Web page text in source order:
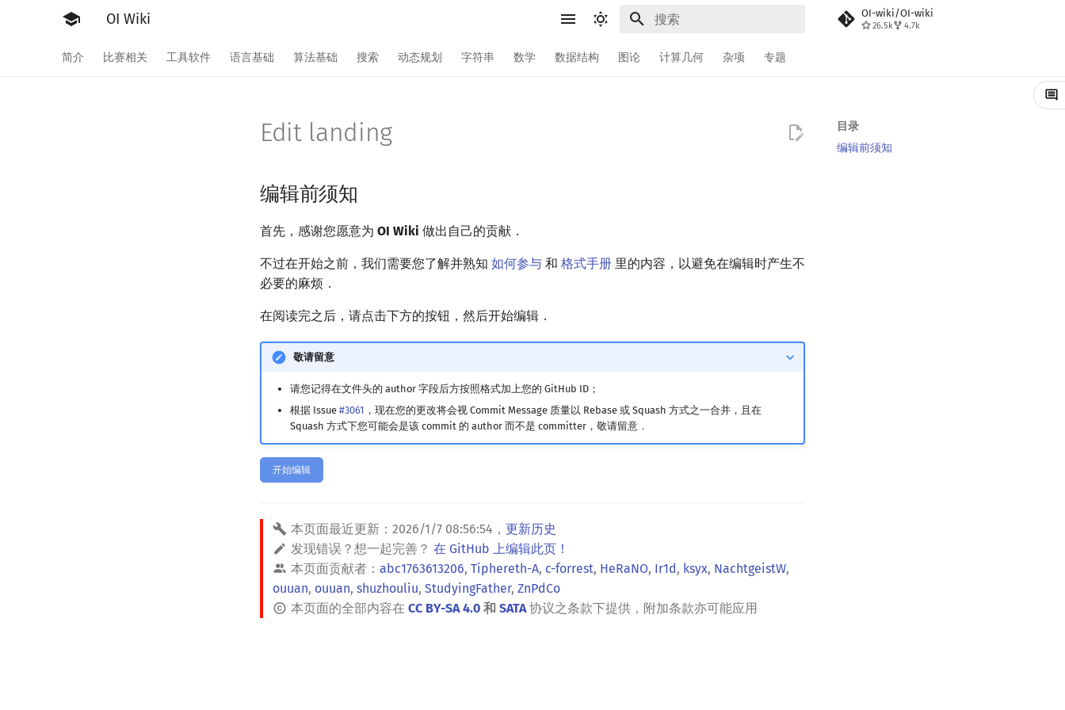
OI Wiki OI-wiki/OI-wiki
26.5k 4.7k
简介 比赛相关 工具软件 语言基础 算法基础 搜索 动态规划 字符串 数学 数据结构 图论 计算几何 杂项 专题
目录
编辑前须知
Edit landing
编辑前须知
首先，感谢您愿意为 OI Wiki 做出自己的贡献．
不过在开始之前，我们需要您了解并熟知 如何参与 和 格式手册 里的内容，以避免在编辑时产生不
必要的麻烦．
在阅读完之后，请点击下方的按钮，然后开始编辑．
敬请留意
请您记得在文件头的 author 字段后方按照格式加上您的 GitHub ID；
根据 Issue #3061 ，现在您的更改将会视 Commit Message 质量以 Rebase 或 Squash 方式之一合并，且在
Squash 方式下您可能会是该 commit 的 author 而不是 committer，敬请留意．
开始编辑
本页面最近更新： 2026/1/7 08:56:54 ， 更新历史
发现错误？想一起完善？ 在 GitHub 上编辑此页！
本页面贡献者： abc1763613206, Tiphereth-A, c-forrest, HeRaNO, Ir1d , ksyx, NachtgeistW,
ouuan, ouuan, shuzhouliu, StudyingFather, ZnPdCo
本页面的全部内容在 CC BY-SA 4.0 和 SATA协议之条款下提供，附加条款亦可能应用